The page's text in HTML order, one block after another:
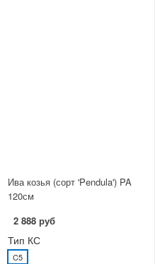
Ива козья (сорт 'Pendula') PA
120см
2 888 руб
Тип КС
C5